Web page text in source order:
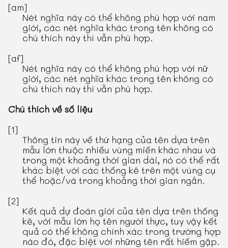
[am]
Nét nghĩa này có thể không phù hợp với nam
giới, các nét nghĩa khác trong tên không có
chú thích này thì vẫn phù hợp.
[af]
Nét nghĩa này có thể không phù hợp với nữ
giới, các nét nghĩa khác trong tên không có
chú thích này thì vẫn phù hợp.
Chú thích về số liệu
[1]
Thông tin này về thứ hạng của tên dựa trên
mẫu lớn thuộc nhiều vùng miền khác nhau và
trong một khoảng thời gian dài, nó có thể rất
khác biệt với các thống kê trên một vùng cụ
thể hoặc/và trong khoảng thời gian ngắn.
[2]
Kết quả dự đoán giới của tên dựa trên thống
kê, với mẫu lớn họ tên người thực, tuy vậy kết
quả có thể không chính xác trong trường hợp
nào đó, đặc biệt với những tên rất hiếm gặp.